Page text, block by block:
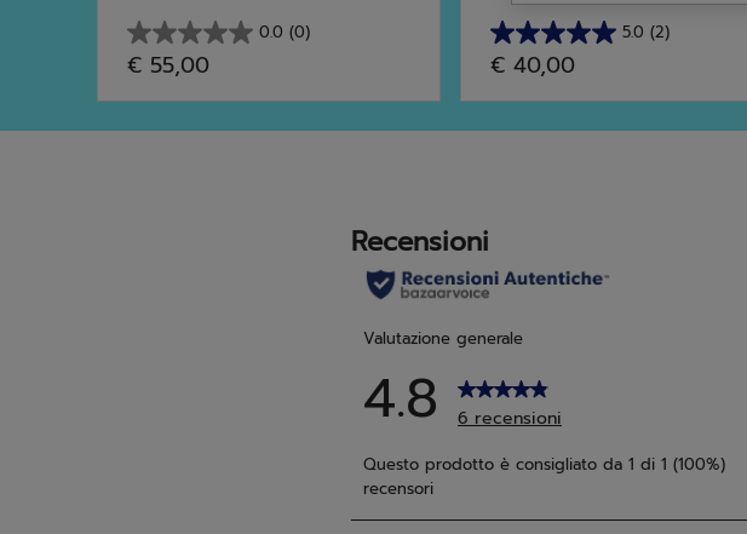
0.0 (0)
0.0
su
5
stelle.
€ 55,00
5.0 (2)
5.0
su
5
stelle.
€ 40,00